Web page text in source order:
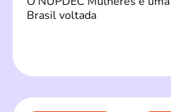
Brasil voltada